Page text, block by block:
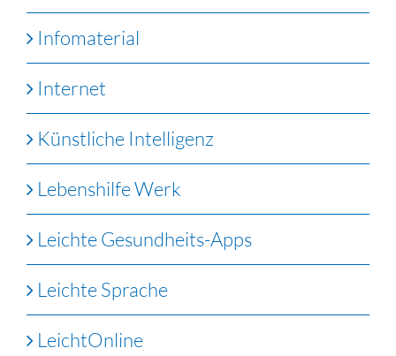
Infomaterial
Internet
Künstliche Intelligenz
Lebenshilfe Werk
Leichte Gesundheits-Apps
Leichte Sprache
LeichtOnline